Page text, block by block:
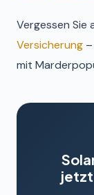
Vergessen Sie
Versicherung
mit